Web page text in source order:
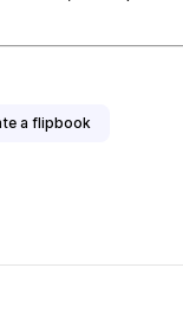
a flipbook